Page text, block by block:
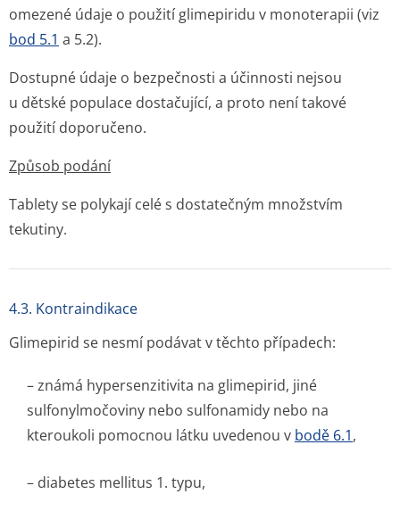
omezené údaje o použití glimepiridu v monoterapii (viz
bod 5.1 a 5.2).
Dostupné údaje o bezpečnosti a účinnosti nejsou
u dětské populace dostačující, a proto není takové
použití doporučeno.
Způsob podání
Tablety se polykají celé s dostatečným množstvím
tekutiny.
4.3. Kontraindikace
Glimepirid se nesmí podávat v těchto případech:
– známá hypersenzitivita na glimepirid, jiné
sulfonylmočoviny nebo sulfonamidy nebo na
kteroukoli pomocnou látku uvedenou v bodě 6.1,
– diabetes mellitus 1. typu,